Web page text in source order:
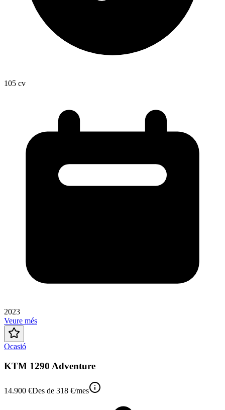
105 cv
2023
Veure més
Ocasió
KTM 1290 Adventure
14.900 €Des de 318 €/mes